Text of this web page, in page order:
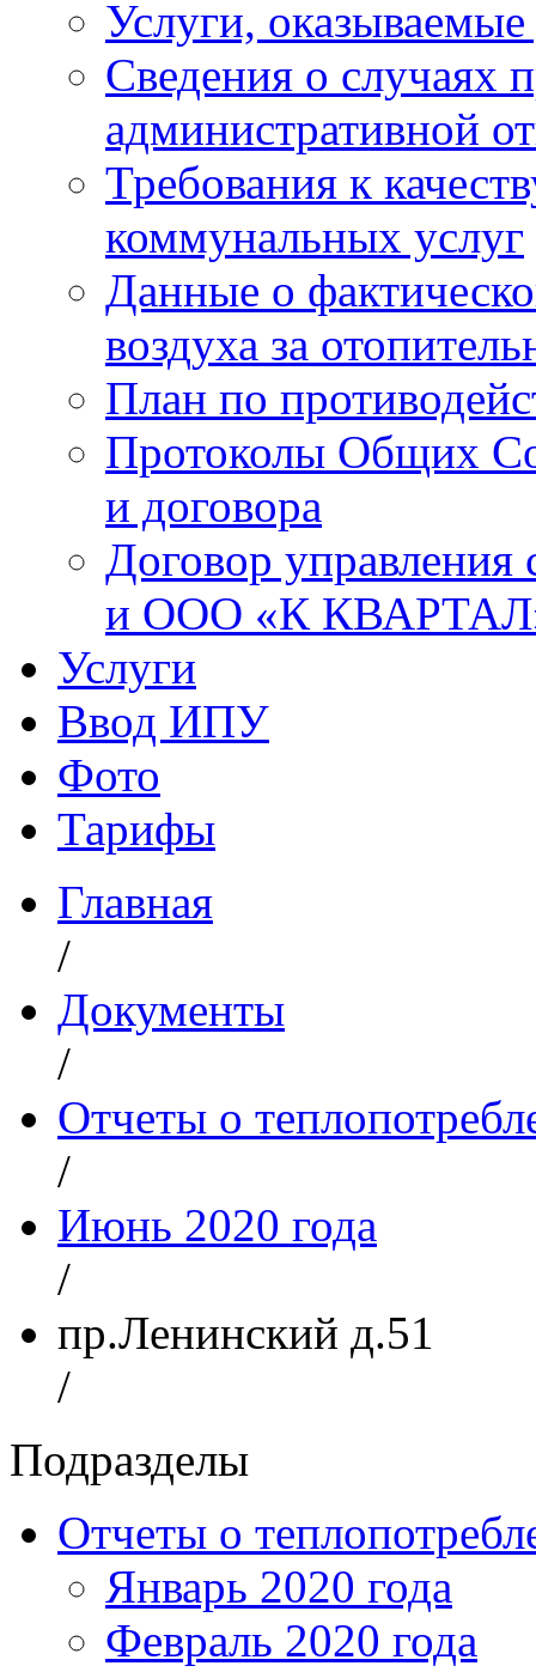
Услуги,
Сведения о случаях
административной
Требования к
коммунальных услуг
Данные о
воздуха за
План по
Протоколы Общих
и договора
Договор управления
и ООО «К
Услуги
Ввод ИПУ
Фото
Тарифы
Главная
/
Документы
/
Отчеты о
/
Июнь 2020 года
/
пр.Ленинский д.51
/
Подразделы
Отчеты о
Январь 2020 года
Февраль 2020 года